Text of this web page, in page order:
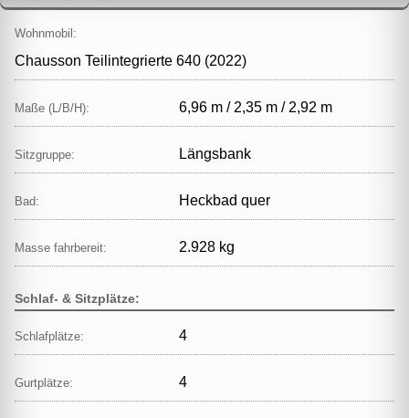
Wohnmobil:
Chausson Teilintegrierte 640 (2022)
Maße (L/B/H): 6,96 m / 2,35 m / 2,92 m
Sitzgruppe: Längsbank
Bad: Heckbad quer
Masse fahrbereit: 2.928 kg
Schlaf- & Sitzplätze:
Schlafplätze: 4
Gurtplätze: 4